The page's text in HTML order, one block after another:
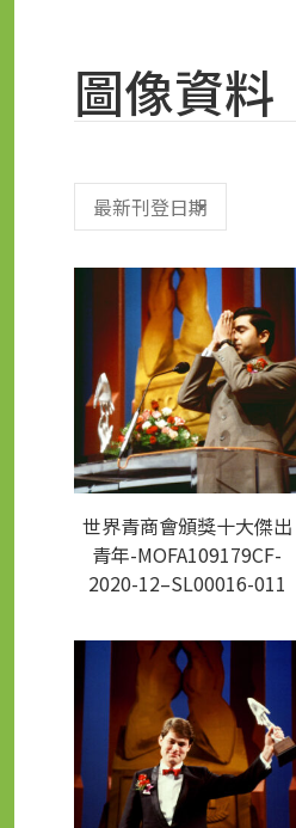
圖像資料
世界青商會頒獎十大傑出
青年-MOFA109179CF-
2020-12–SL00016-011